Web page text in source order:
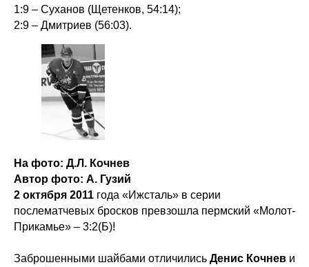
1:9 – Суханов (Щетенков, 54:14);
2:9 – Дмитриев (56:03).
На фото: Д.Л. Кочнев
Автор фото: А. Гузий
2 октября 2011 года «Ижсталь» в серии
послематчевых бросков превзошла пермский «Молот-
Прикамье» – 3:2(Б)!
Заброшенными шайбами отличились Денис Кочнев и